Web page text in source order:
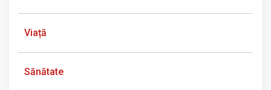
Viață
Sănătate